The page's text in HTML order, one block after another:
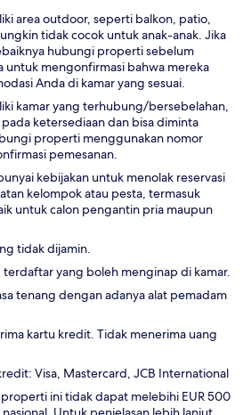
area outdoor, seperti balkon, patio,
tidak cocok untuk anak-anak. Jika
hubungi properti sebelum
untuk mengonfirmasi bahwa mereka
Anda di kamar yang sesuai.
kamar yang terhubung/bersebelahan,
ketersediaan dan bisa diminta
properti menggunakan nomor
pemesanan.
kebijakan untuk menolak reservasi
kelompok atau pesta, termasuk
untuk calon pengantin pria maupun
tidak dijamin.
terdaftar yang boleh menginap di kamar.
tenang dengan adanya alat pemadam
kartu kredit. Tidak menerima uang
Visa, Mastercard, JCB International
properti ini tidak dapat melebihi EUR 500